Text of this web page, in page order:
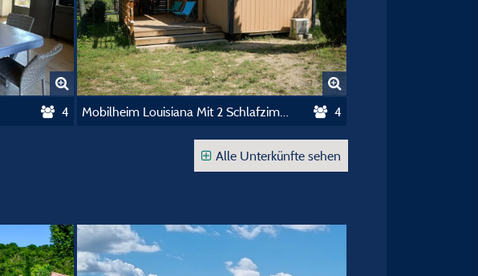
4 Mobilheim Louisiana Mit 2 Schlafzimmern Für 4 Personen Mit Klimaanlage 2023 4
Alle Unterkünfte sehen